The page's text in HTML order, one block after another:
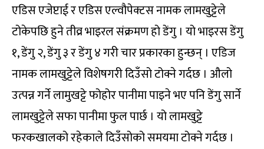
एडिस एजेप्टाई र एडिस एल्वौपेक्टस नामक लामखुट्टेले
टोकेपछि हुने तीव्र भाइरल संक्रमण हो डेंगु । यो भाइरस डेंगु
१, डेंगु २, डेंगु ३ र डेंगु ४ गरी चार प्रकारका हुन्छन् । एडिज
नामक लामखुट्टेले विशेषगरी दिउँसो टोक्ने गर्दछ । औलो
उत्पन्न गर्ने लामुखट्टे फोहोर पानीमा पाइने भए पनि डेंगु सार्ने
लामखुट्टेले सफा पानीमा फुल पार्छ । यो लामखुट्टे
फरकखालको रहेकाले दिउँसोको समयमा टोक्ने गर्दछ ।